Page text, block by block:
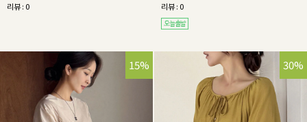
리뷰 : 0 리뷰 : 0
15% 30%